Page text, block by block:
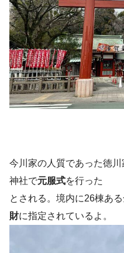
今川家の人質であった徳
神社で元服式を行った
とされる。境内に26棟ある
財に指定されているよ。